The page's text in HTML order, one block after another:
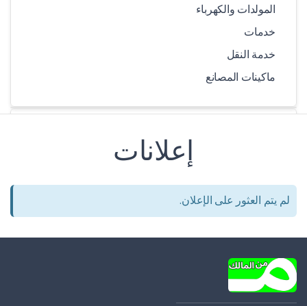
المولدات والكهرباء
خدمات
خدمة النقل
ماكينات المصانع
-
-
إعلانات
لم يتم العثور على الإعلان.